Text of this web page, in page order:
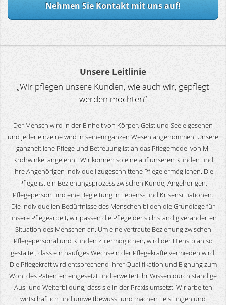
Nehmen Sie Kontakt mit uns auf!
Unsere Leitlinie
„Wir pflegen unsere Kunden, wie auch wir, gepflegt
werden möchten“
Der Mensch wird in der Einheit von Körper, Geist und Seele gesehen
und jeder einzelne wird in seinem ganzen Wesen angenommen. Unsere
ganzheitliche Pflege und Betreuung ist an das Pflegemodel von M.
Krohwinkel angelehnt. Wir können so eine auf unseren Kunden und
Ihre Angehörigen individuell zugeschnittene Pflege ermöglichen. Die
Pflege ist ein Beziehungsprozess zwischen Kunde, Angehörigen,
Pflegeperson und eine Begleitung in Lebens- und Krisensituationen.
Die individuellen Bedürfnisse des Menschen bilden die Grundlage für
unsere Pflegearbeit, wir passen die Pflege der sich ständig veränderten
Situation des Menschen an. Um eine vertraute Beziehung zwischen
Pflegepersonal und Kunden zu ermöglichen, wird der Dienstplan so
gestaltet, dass ein häufiges Wechseln der Pflegekräfte vermieden wird.
Die Pflegekraft wird entsprechend Ihrer Qualifikation und Eignung zum
Wohl des Patienten eingesetzt und erweitert ihr Wissen durch ständige
Aus- und Weiterbildung, dass sie in der Praxis umsetzt. Wir arbeiten
wirtschaftlich und umweltbewusst und machen Leistungen und